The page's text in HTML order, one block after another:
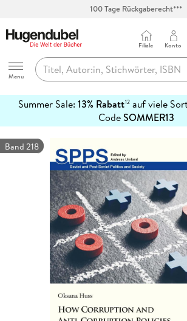
100 Tage Rückgaberecht***
Hugendubel
Menu
Filiale Konto
Summer Sale: 13% Rabatt12auf viele
CodeSOMMER13
erfahren
Band 218